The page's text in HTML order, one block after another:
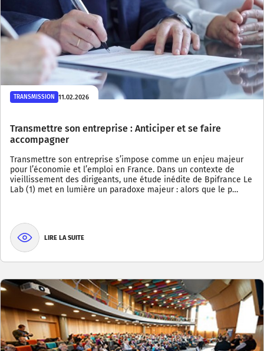
TRANSMISSION 11.02.2026
Transmettre son entreprise : Anticiper et se faire
accompagner
Transmettre son entreprise s’impose comme un enjeu majeur
pour l’économie et l’emploi en France. Dans un contexte de
vieillissement des dirigeants, une étude inédite de Bpifrance Le
Lab (1) met en lumière un paradoxe majeur : alors que le p…
LIRE LA SUITE